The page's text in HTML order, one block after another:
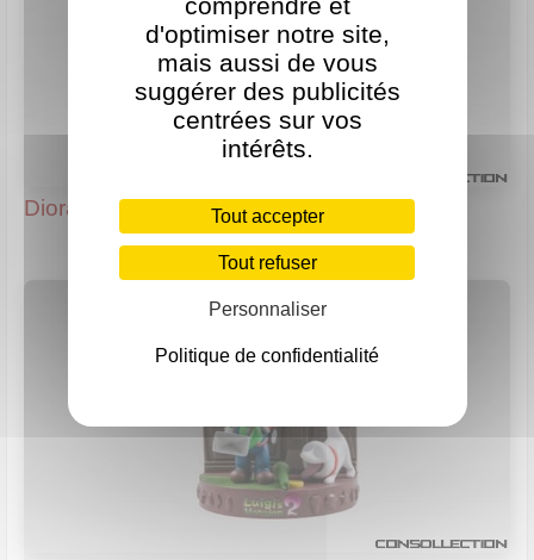
Diorama Luigi's Mansion 2
d'optimiser notre site,
mais aussi de vous
suggérer des publicités
centrées sur vos
intérêts.
Tout accepter
Tout refuser
Personnaliser
Politique de confidentialité